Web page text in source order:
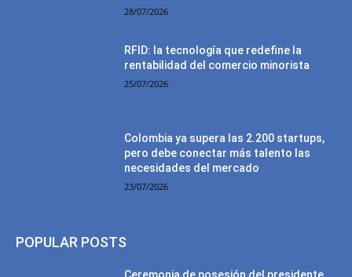
28/07/2026
RFID: la tecnología que redefine la
rentabilidad del comercio minorista
25/07/2026
Colombia ya supera las 2.200 startups,
pero debe conectar más talento las
necesidades del mercado
23/07/2026
POPULAR POSTS
Ceremonia de posesión del presidente